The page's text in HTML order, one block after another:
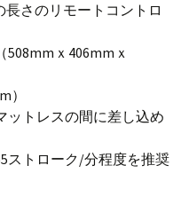
長さのリモートコントロ
508mmｘ406mmｘ
）
ットレスの間に差し込め
ストローク/分程度を推奨